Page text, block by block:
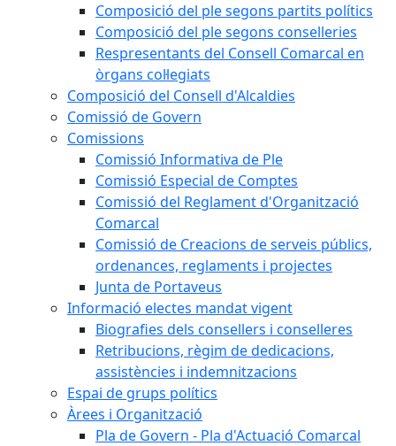
Composició del ple segons partits polítics
Composició del ple segons conselleries
Respresentants del Consell Comarcal en
òrgans col·legiats
Composició del Consell d'Alcaldies
Comissió de Govern
Comissions
Comissió Informativa de Ple
Comissió Especial de Comptes
Comissió del Reglament d'Organització
Comarcal
Comissió de Creacions de serveis públics,
ordenances, reglaments i projectes
Junta de Portaveus
Informació electes mandat vigent
Biografies dels consellers i conselleres
Retribucions, règim de dedicacions,
assistències i indemnitzacions
Espai de grups polítics
Àrees i Organització
Pla de Govern - Pla d'Actuació Comarcal